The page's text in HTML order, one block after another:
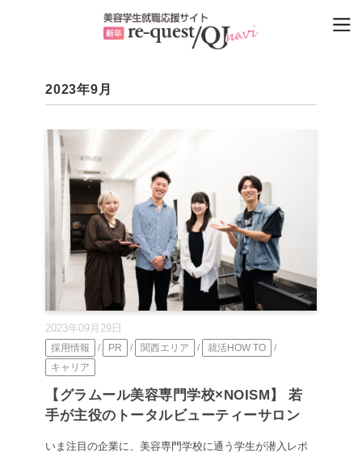
2023年9月
2023年09月29日
採用情報 / PR / 関西エリア / 就活HOW TO
/
キャリア
【グラムール美容専門学校×NOISM】 若
手が主役のトータルビューティーサロン
いま注目の企業に、美容専門学校に通う学生が潜入レポ